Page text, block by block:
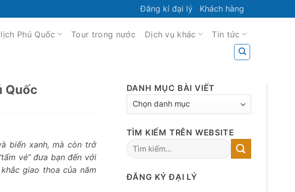
Đăng kí đại lý Khách hàng
Phú Quốc Tour trong nước Dịch vụ khác Tin tức
Quốc
biển xanh, mà còn trở
vé” đưa bạn đến với
giao thoa của năm
DANH MỤC BÀI VIẾT
DANH
VIẾT
TÌM KIẾM TRÊN WEBSITE
ĐĂNG KÝ ĐẠI LÝ